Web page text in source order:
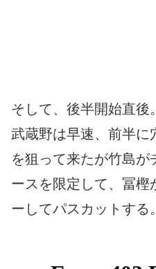
そして、後半開始直後。
武蔵野は早速、前半に
を狙って来たが竹島が
ースを限定して、冨樫
ーしてパスカットする。